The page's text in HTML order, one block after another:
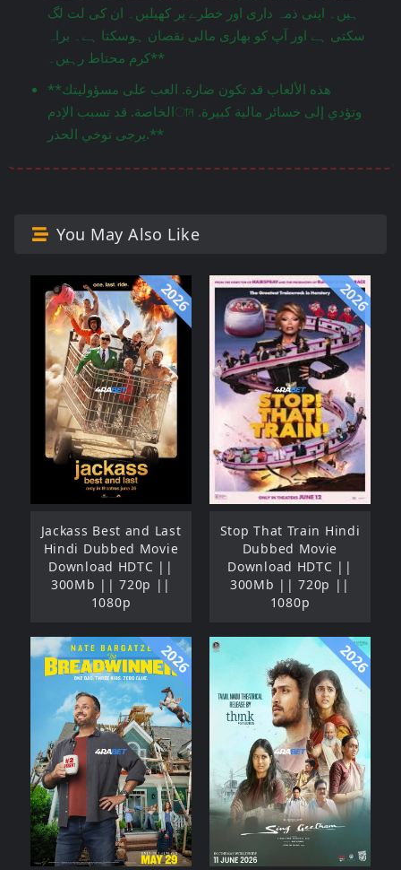
ہیں۔ اپنی ذمہ داری اور خطرے پر کھیلیں۔ ان کی لت لگ
سکتی ہے اور آپ کو بھاری مالی نقصان ہوسکتا ہے۔ براہ
کرم محتاط رہیں۔**
**هذه الألعاب قد تكون ضارة. العب على مسؤوليتك
الخاصة. قد تسبب الإدمান وتؤدي إلى خسائر مالية كبيرة.
يرجى توخي الحذر.**
You May Also Like
2026
Jackass Best and Last
Hindi Dubbed Movie
Download HDTC ||
300Mb || 720p ||
1080p
2026
Stop That Train Hindi
Dubbed Movie
Download HDTC ||
300Mb || 720p ||
1080p
2026 2026